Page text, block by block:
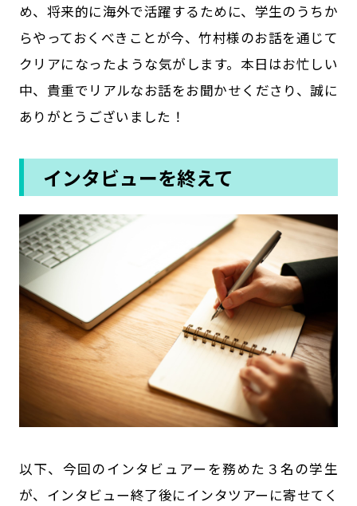
め、将来的に海外で活躍するために、学生のうちか
らやっておくべきことが今、竹村様のお話を通じて
クリアになったような気がします。本日はお忙しい
中、貴重でリアルなお話をお聞かせくださり、誠に
ありがとうございました！
インタビューを終えて
以下、今回のインタビュアーを務めた３名の学生
が、インタビュー終了後にインタツアーに寄せてく